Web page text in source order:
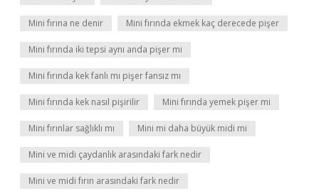
Mini fırına ne denir Mini fırında ekmek kaç derecede pişer
Mini fırında iki tepsi aynı anda pişer mi
Mini fırında kek fanlı mı pişer fansız mı
Mini fırında kek nasıl pişirilir Mini fırında yemek pişer mi
Mini fırınlar sağlıklı mı Mini mi daha büyük midi mi
Mini ve midi çaydanlık arasındaki fark nedir
Mini ve midi fırın arasındaki fark nedir